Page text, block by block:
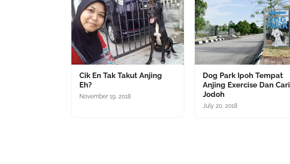
Cik En Tak Takut Anjing
Eh?
November 19, 2018
Dog Park Ipoh Tempat
Anjing Exercise Dan Cari
Jodoh
July 20, 2018